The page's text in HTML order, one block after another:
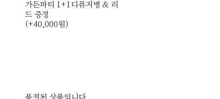
가든파티 1+1디퓨저병 & 리
드 증정
(+40,000원)